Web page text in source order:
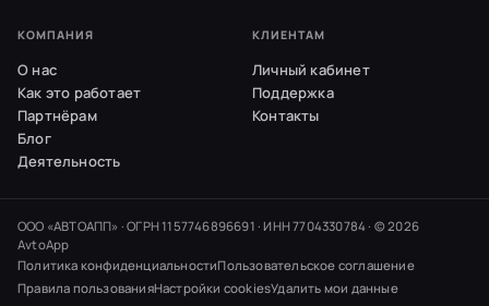
КОМПАНИЯ
О нас
Как это работает
Партнёрам
Блог
Деятельность
КЛИЕНТАМ
Личный кабинет
Поддержка
Контакты
ООО «АВТОАПП» · ОГРН 1157746896691 · ИНН 7704330784 · ©2026
AvtoApp
Политика конфиденциальностиПользовательское соглашение
Правила пользованияНастройки cookiesУдалить мои данные